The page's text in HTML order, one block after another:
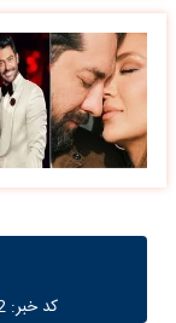
کد خبر: 269222